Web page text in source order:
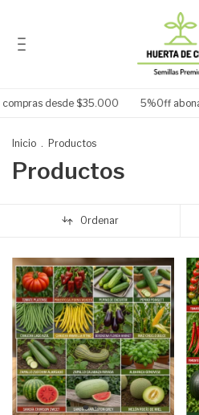
5%Off abonando con transferencia
Inicio . Productos
Productos
Ordenar